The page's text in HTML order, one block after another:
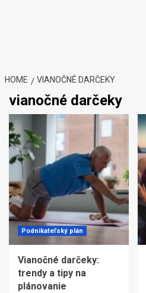
HOME VIANOČNÉ DARČEKY
vianočné darčeky
Podnikateľský plán
Vianočné darčeky:
trendy a tipy na
plánovanie